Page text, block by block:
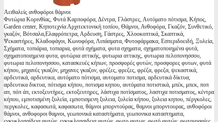
Αειθαλείς ανθοφόροι θάμνοι
Φυτώρια Κορινθίας, Φυτά Καρποφόρα, Δέντρα, Γλάστρες, Αυτόματο πότισμα, Κήπος,
Garden center, Κηποτεχνία Αρχιτεκτονική τοπίου, Θάμνοι, Ανθοφόρα, Γκαζόν, Συνθετικό,
γκαζόν, Βότσαλα,Ελαφρόπετρα, Αρδευση, Γάστρες, Χλοοκοπτικά, Σκαπτικά,
Ψεκαστήρες, Κλαδοφάγοι, Κωνοφόρα, Λιπάσματα, Φυτοφάρμακα, Εσπεριδοειδή, Ξυλεία,
Σχήματα, τοπιάρια, τοπιαρια, φυτά σχήματα, φυτα σχηματα, σχηματοποιημένα φυτά,
σχηματοποιημενα φυτα, φυτώρια αττικής, φυτωρια αττικης, φυτωρια πελοπονησσου,
φυτωρια πελοπονησσου, κατασκευές κήπων, προσφορές φυτών, προσφορες φυτων, φυτά
κήπου, μηχανές γκαζόν, μηχανες γκαζον, φρέζες, φρεζες, φρέζα, φρεζα, ψεκαστικά,
αρδευτικά, αρδευτικα, αυτόματο πότισμα, αυτοματο ποτισμα, αρδευτικά δίκτυα,
αρδευτικα δικτυα, πότισμα κήπου, ποτισμα κηπου, αυτόματα ποτιστικά, μπέκ, μπεκ, ποπ
απ, πόπ άπ, εκτοξευτήρες, εκτοξευτηρες, λάστιχα ποτίσματος, λαστιχα ποτισματος, κέντρα
κήπου, εμποτισμένη ξυλεία, εμποτισμενη ξυλεια, ξυλεία κήπου, ξυλεια κηπου, πέργκολες,
περγκολες, καφασωτά, καφασωτα, θάμνοι μπορντούρας, θαμνοι μπορντουρας, ανθοφόροι
θάμνοι, ανθοφοροι θαμνοι, γεωπονικά καταστήματα, γεωπονικα καταστηματα,